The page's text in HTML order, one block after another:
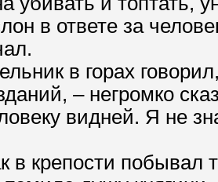
в ответе за
в горах
– негромко
видней. Я не
в крепости побывал